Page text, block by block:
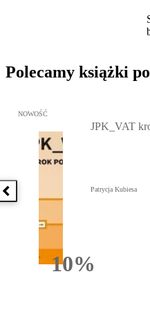
Polecamy książki
Poprzednia książka
Przejdź do: JPK_VAT krok
NOWOŚĆ
10%Rabatu
JPK_VAT
Patrycja Kubiesa